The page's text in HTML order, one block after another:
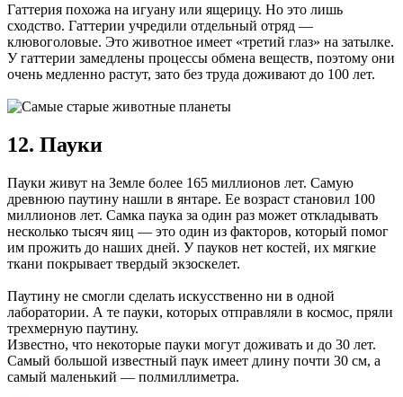
Гаттерия похожа на игуану или ящерицу. Но это лишь
сходство. Гаттерии учредили отдельный отряд —
клювоголовые. Это животное имеет «третий глаз» на затылке.
У гаттерии замедлены процессы обмена веществ, поэтому они
очень медленно растут, зато без труда доживают до 100 лет.
12. Пауки
Пауки живут на Земле более 165 миллионов лет. Самую
древнюю паутину нашли в янтаре. Ее возраст становил 100
миллионов лет. Самка паука за один раз может откладывать
несколько тысяч яиц — это один из факторов, который помог
им прожить до наших дней. У пауков нет костей, их мягкие
ткани покрывает твердый экзоскелет.
Паутину не смогли сделать искусственно ни в одной
лаборатории. А те пауки, которых отправляли в космос, пряли
трехмерную паутину.
Известно, что некоторые пауки могут доживать и до 30 лет.
Самый большой известный паук имеет длину почти 30 см, а
самый маленький — полмиллиметра.